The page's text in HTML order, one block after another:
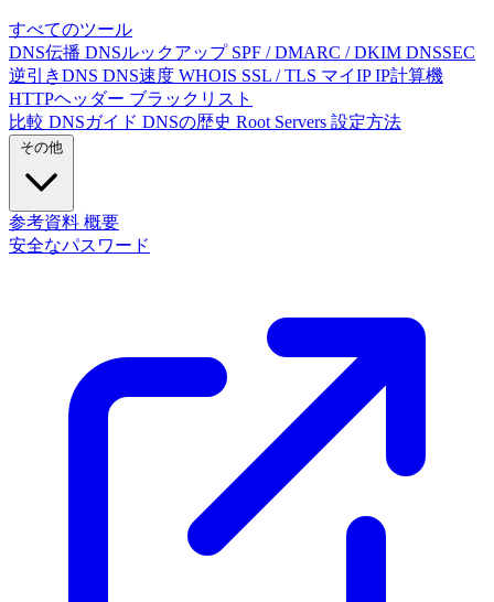
すべてのツール
DNS伝播 DNSルックアップ SPF / DMARC / DKIM DNSSEC
逆引きDNS DNS速度 WHOIS SSL / TLS マイIPIP計算機
HTTPヘッダー ブラックリスト
比較 DNSガイド DNSの歴史 Root Servers 設定方法
参考資料 概要
安全なパスワード